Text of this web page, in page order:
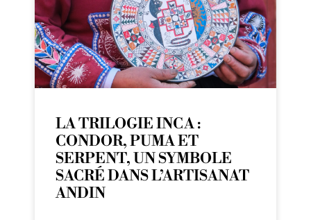
LA TRILOGIE INCA :
CONDOR, PUMA ET
SERPENT, UN SYMBOLE
SACRÉ DANS L’ARTISANAT
ANDIN